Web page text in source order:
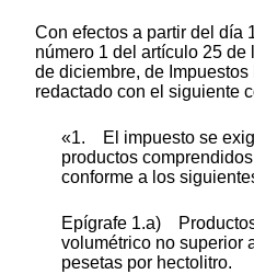
Con efectos a partir del día
número 1 del artículo 25
de diciembre, de
redactado con el siguiente
«1. El impuesto se
productos
conforme a los
Epígrafe 1.a)
volumétrico no superior
pesetas por hectolitro.